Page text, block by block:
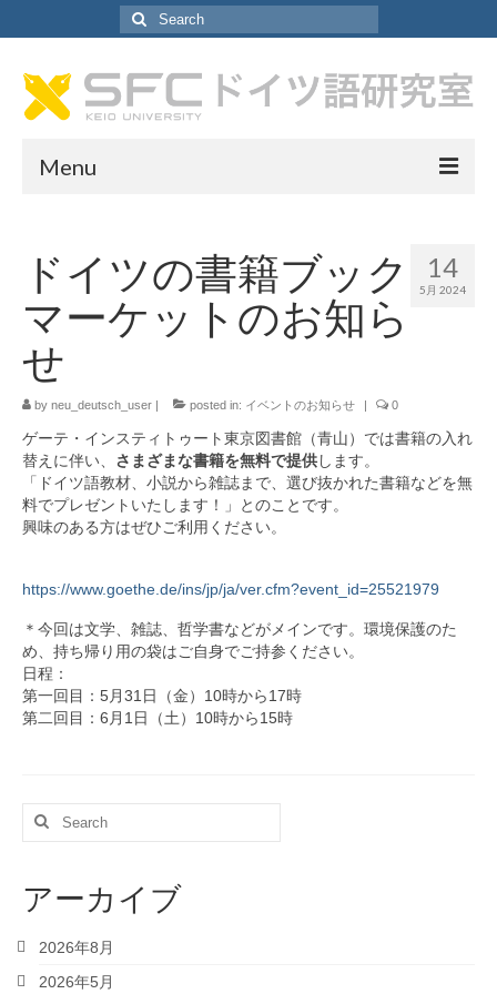
Search
for:
Menu
ドイツ語研究室について
教員紹介
SA採用情報
カリキュラム
カリキュラム
学生プロジェクト紹介
教材
履修者向け情報
履修者の方へ
ドイツ語キーボードについて
留学に関する情報
14
5月 2024
ドイツの書籍ブック
マーケットのお知ら
せ
by neu_deutsch_user | posted in: イベントのお知らせ | 0
ゲーテ・インスティトゥート東京図書館（青山）では書籍の入れ
替えに伴い、 さまざまな書籍を無料で提供します。
「ドイツ語教材、小説から雑誌まで、選び抜かれた書籍などを無
料でプレゼントいたします！」とのことです。
興味のある方はぜひご利用ください。
https://www.goethe.de/ins/jp/ja/ver.cfm?event_id=25521979
＊今回は文学、雑誌、哲学書などがメインです。環境保護のた
め、持ち帰り用の袋はご自身でご持参ください。
日程：
第一回目：5月31日（金）10時から17時
第二回目：6月1日（土）10時から15時
Search
アーカイブ
2026年8月
2026年5月